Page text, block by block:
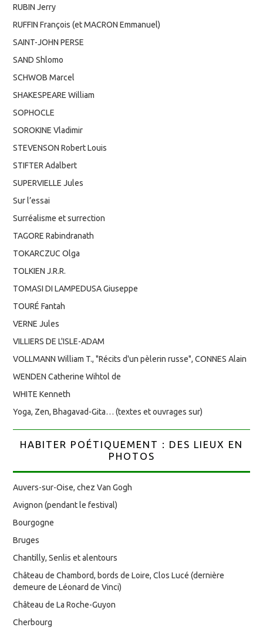
RUBIN Jerry
RUFFIN François (et MACRON Emmanuel)
SAINT-JOHN PERSE
SAND Shlomo
SCHWOB Marcel
SHAKESPEARE William
SOPHOCLE
SOROKINE Vladimir
STEVENSON Robert Louis
STIFTER Adalbert
SUPERVIELLE Jules
Sur l’essai
Surréalisme et surrection
TAGORE Rabindranath
TOKARCZUC Olga
TOLKIEN J.R.R.
TOMASI DI LAMPEDUSA Giuseppe
TOURÉ Fantah
VERNE Jules
VILLIERS DE L'ISLE-ADAM
VOLLMANN William T., "Récits d'un pèlerin russe", CONNES Alain
WENDEN Catherine Wihtol de
WHITE Kenneth
Yoga, Zen, Bhagavad-Gita… (textes et ouvrages sur)
HABITER POÉTIQUEMENT : DES LIEUX EN
PHOTOS
Auvers-sur-Oise, chez Van Gogh
Avignon (pendant le festival)
Bourgogne
Bruges
Chantilly, Senlis et alentours
Château de Chambord, bords de Loire, Clos Lucé (dernière
demeure de Léonard de Vinci)
Château de La Roche-Guyon
Cherbourg